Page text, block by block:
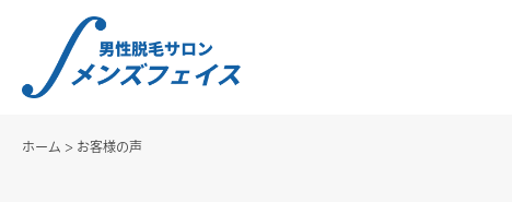
ホーム > お客様の声